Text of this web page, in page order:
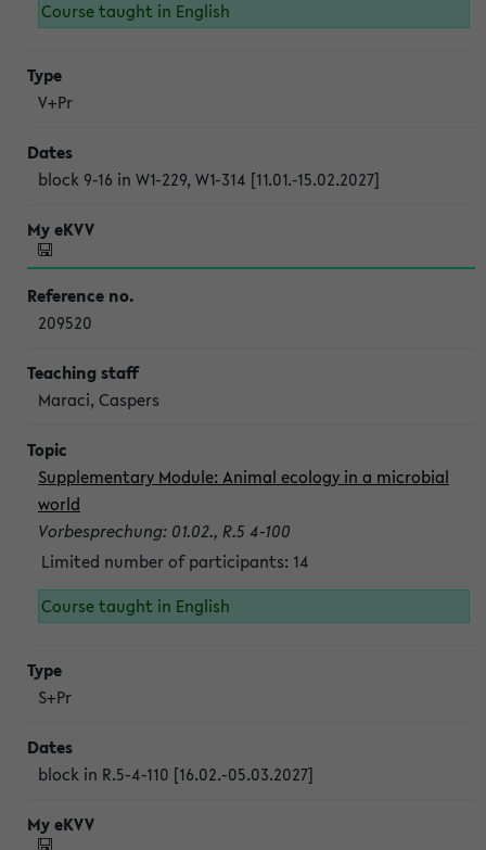
Course taught in English
V+Pr
block 9-16 in W1-229, W1-314 [11.01.-15.02.2027]
209520
Maraci, Caspers
Supplementary Module: Animal ecology in a microbial
world
Vorbesprechung: 01.02., R.5 4-100
Limited number of participants: 14
Course taught in English
S+Pr
block in R.5-4-110 [16.02.-05.03.2027]